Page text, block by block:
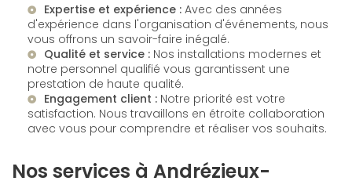
Expertise et expérience : Avec des années
d'expérience dans l'organisation d'événements, nous
vous offrons un savoir-faire inégalé.
Qualité et service : Nos installations modernes et
notre personnel qualifié vous garantissent une
prestation de haute qualité.
Engagement client : Notre priorité est votre
satisfaction. Nous travaillons en étroite collaboration
avec vous pour comprendre et réaliser vos souhaits.
Nos services à Andrézieux-